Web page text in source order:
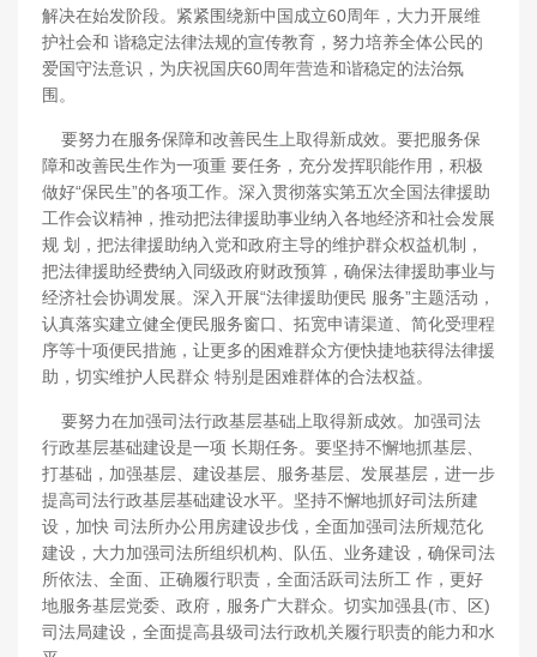
解决在始发阶段。紧紧围绕新中国成立60周年，大力开展维
护社会和 谐稳定法律法规的宣传教育，努力培养全体公民的
爱国守法意识，为庆祝国庆60周年营造和谐稳定的法治氛
围。
要努力在服务保障和改善民生上取得新成效。要把服务保
障和改善民生作为一项重 要任务，充分发挥职能作用，积极
做好“保民生”的各项工作。深入贯彻落实第五次全国法律援助
工作会议精神，推动把法律援助事业纳入各地经济和社会发展
规 划，把法律援助纳入党和政府主导的维护群众权益机制，
把法律援助经费纳入同级政府财政预算，确保法律援助事业与
经济社会协调发展。深入开展“法律援助便民 服务”主题活动，
认真落实建立健全便民服务窗口、拓宽申请渠道、简化受理程
序等十项便民措施，让更多的困难群众方便快捷地获得法律援
助，切实维护人民群众 特别是困难群体的合法权益。
要努力在加强司法行政基层基础上取得新成效。加强司法
行政基层基础建设是一项 长期任务。要坚持不懈地抓基层、
打基础，加强基层、建设基层、服务基层、发展基层，进一步
提高司法行政基层基础建设水平。坚持不懈地抓好司法所建
设，加快 司法所办公用房建设步伐，全面加强司法所规范化
建设，大力加强司法所组织机构、队伍、业务建设，确保司法
所依法、全面、正确履行职责，全面活跃司法所工 作，更好
地服务基层党委、政府，服务广大群众。切实加强县(市、区)
司法局建设，全面提高县级司法行政机关履行职责的能力和水